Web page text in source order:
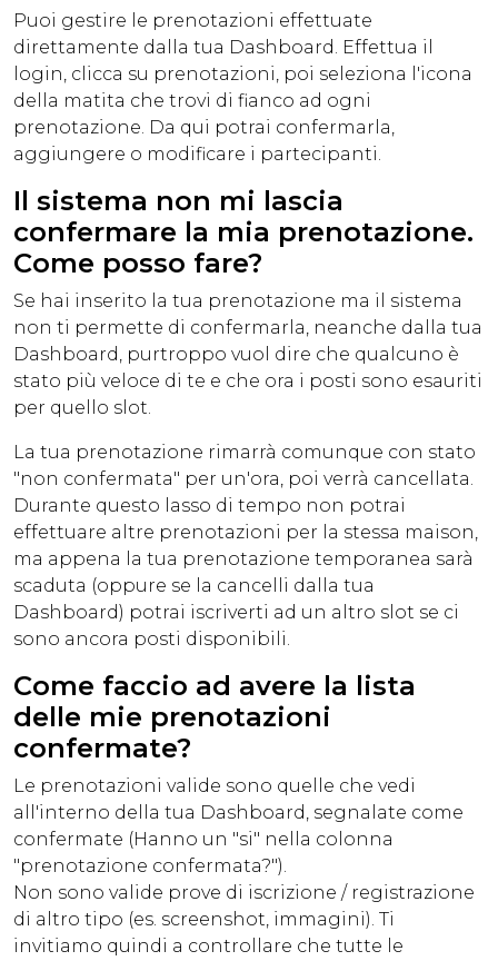
Puoi gestire le prenotazioni effettuate
direttamente dalla tua Dashboard. Effettua il
login, clicca su prenotazioni, poi seleziona l'icona
della matita che trovi di fianco ad ogni
prenotazione. Da qui potrai confermarla,
aggiungere o modificare i partecipanti.
Il sistema non mi lascia
confermare la mia prenotazione.
Come posso fare?
Se hai inserito la tua prenotazione ma il sistema
non ti permette di confermarla, neanche dalla tua
Dashboard, purtroppo vuol dire che qualcuno è
stato più veloce di te e che ora i posti sono esauriti
per quello slot.
La tua prenotazione rimarrà comunque con stato
"non confermata" per un'ora, poi verrà cancellata.
Durante questo lasso di tempo non potrai
effettuare altre prenotazioni per la stessa maison,
ma appena la tua prenotazione temporanea sarà
scaduta (oppure se la cancelli dalla tua
Dashboard) potrai iscriverti ad un altro slot se ci
sono ancora posti disponibili.
Come faccio ad avere la lista
delle mie prenotazioni
confermate?
Le prenotazioni valide sono quelle che vedi
all'interno della tua Dashboard, segnalate come
confermate (Hanno un "si" nella colonna
"prenotazione confermata?").
Non sono valide prove di iscrizione / registrazione
di altro tipo (es. screenshot, immagini). Ti
invitiamo quindi a controllare che tutte le